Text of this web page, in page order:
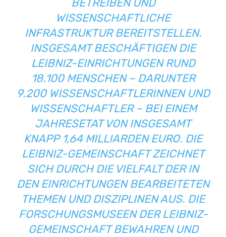
BETREIBEN UND
WISSENSCHAFTLICHE
INFRASTRUKTUR BEREITSTELLEN.
INSGESAMT BESCHÄFTIGEN DIE
LEIBNIZ-EINRICHTUNGEN RUND
18.100 MENSCHEN – DARUNTER
9.200 WISSENSCHAFTLERINNEN UND
WISSENSCHAFTLER – BEI EINEM
JAHRESETAT VON INSGESAMT
KNAPP 1,64 MILLIARDEN EURO. DIE
LEIBNIZ-GEMEINSCHAFT ZEICHNET
SICH DURCH DIE VIELFALT DER IN
DEN EINRICHTUNGEN BEARBEITETEN
THEMEN UND DISZIPLINEN AUS. DIE
FORSCHUNGSMUSEEN DER LEIBNIZ-
GEMEINSCHAFT BEWAHREN UND